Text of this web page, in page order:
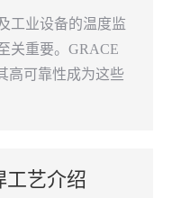
工业设备的温度监
关重要。GRACE
高可靠性成为这些
艺介绍